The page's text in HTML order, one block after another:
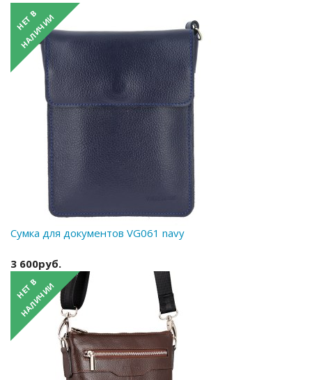
Сумка для документов VG061 navy
3 600руб.